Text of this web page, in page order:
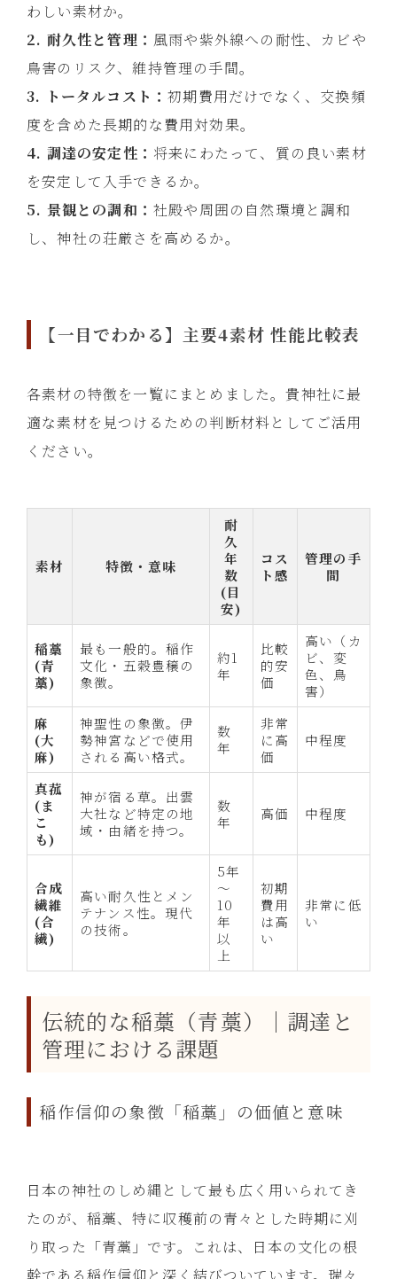
わしい素材か。
2. 耐久性と管理： 風雨や紫外線への耐性、カビや
鳥害のリスク、維持管理の手間。
3. トータルコスト：初期費用だけでなく、交換頻
度を含めた長期的な費用対効果。
4. 調達の安定性： 将来にわたって、質の良い素材
を安定して入手できるか。
5. 景観との調和： 社殿や周囲の自然環境と調和
し、神社の荘厳さを高めるか。
【一目でわかる】主要4素材 性能比較表
各素材の特徴を一覧にまとめました。貴神社に最
適な素材を見つけるための判断材料としてご活用
ください。
素材 特徴・意味
耐
久
年
数
(目
安)
コス
ト感
管理の手
間
稲藁
(青
藁)
最も一般的。稲作
文化・五穀豊穣の
象徴。
約1
年
比較
的安
価
高い（カ
ビ、変
色、鳥
害）
麻
(大
麻)
神聖性の象徴。伊
勢神宮などで使用
される高い格式。
数
年
非常
に高
価
中程度
真菰
(ま
こ
も)
神が宿る草。出雲
大社など特定の地
域・由緒を持つ。
数
年
高価 中程度
合成
繊維
(合
繊)
高い耐久性とメン
テナンス性。現代
の技術。
5年
～
10
年
以
上
初期
費用
は高
い
非常に低
い
伝統的な稲藁（青藁）｜調達と
管理における課題
稲作信仰の象徴「稲藁」の価値と意味
日本の神社のしめ縄として最も広く用いられてき
たのが、稲藁、特に収穫前の青々とした時期に刈
り取った「青藁」です。これは、日本の文化の根